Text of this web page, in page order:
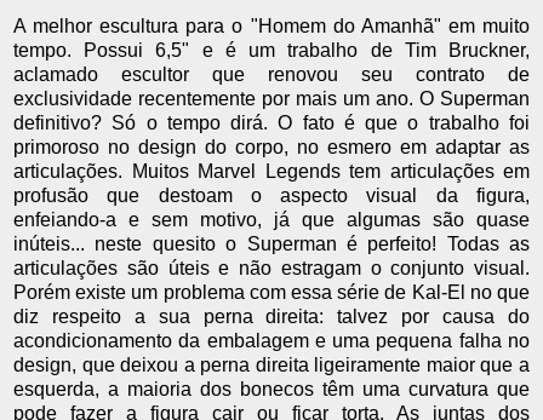
A melhor escultura para o "Homem do Amanhã" em muito
tempo. Possui 6,5" e é um trabalho de Tim Bruckner,
aclamado escultor que renovou seu contrato de
exclusividade recentemente por mais um ano. O Superman
definitivo? Só o tempo dirá. O fato é que o trabalho foi
primoroso no design do corpo, no esmero em adaptar as
articulações. Muitos Marvel Legends tem articulações em
profusão que destoam o aspecto visual da figura,
enfeiando-a e sem motivo, já que algumas são quase
inúteis... neste quesito o Superman é perfeito! Todas as
articulações são úteis e não estragam o conjunto visual.
Porém existe um problema com essa série de Kal-El no que
diz respeito a sua perna direita: talvez por causa do
acondicionamento da embalagem e uma pequena falha no
design, que deixou a perna direita ligeiramente maior que a
esquerda, a maioria dos bonecos têm uma curvatura que
pode fazer a figura cair ou ficar torta. As juntas dos